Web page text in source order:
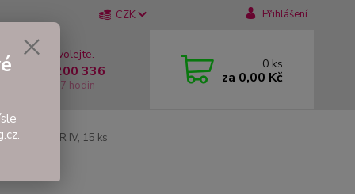
CZK Přihlášení
rady? Zavolejte.
737 200 336
Pátek: 8 - 17 hodin
0 ks
za 0,00 Kč
WINNER IV, 15 ks